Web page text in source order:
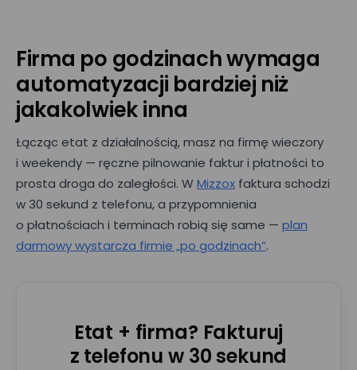
Firma po godzinach wymaga
automatyzacji bardziej niż
jakakolwiek inna
Łącząc etat z działalnością, masz na firmę wieczory
i weekendy — ręczne pilnowanie faktur i płatności to
prosta droga do zaległości. W Mizzox faktura schodzi
w 30 sekund z telefonu, a przypomnienia
o płatnościach i terminach robią się same — plan
darmowy wystarcza firmie „po godzinach”.
Etat + firma? Fakturuj
z telefonu w 30 sekund